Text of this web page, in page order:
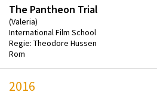
The Pantheon Trial
(Valeria)
International Film School
Regie: Theodore Hussen
Rom
2016